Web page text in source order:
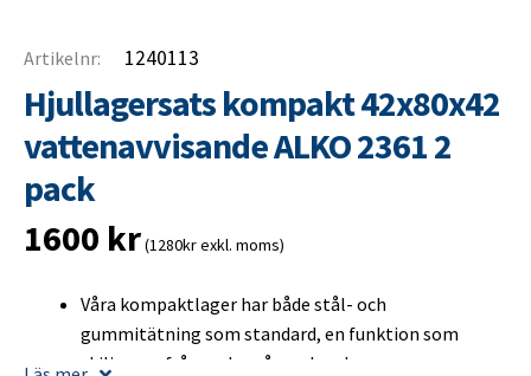
Artikelnr: 1240113
Hjullagersats kompakt 42x80x42
vattenavvisande ALKO 2361 2
pack
1600 kr(1280kr exkl. moms)
Våra kompaktlager har både stål- och
gummitätning som standard, en funktion som
skiljer oss från andra på marknaden.